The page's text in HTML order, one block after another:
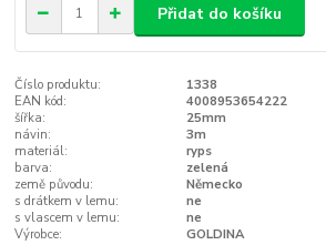
Přidat do košíku
Číslo produktu:
1338
EAN kód:
4008953654222
šířka:
25mm
návin:
3m
materiál:
ryps
barva:
zelená
země původu:
Německo
s drátkem v lemu:
ne
s vlascem v lemu:
ne
Výrobce:
GOLDINA